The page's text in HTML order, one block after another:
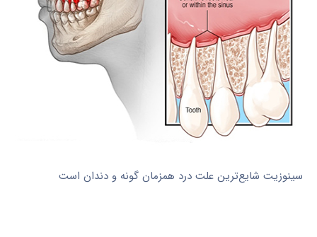
سینوزیت شایع‌ترین علت درد همزمان گونه و دندان است